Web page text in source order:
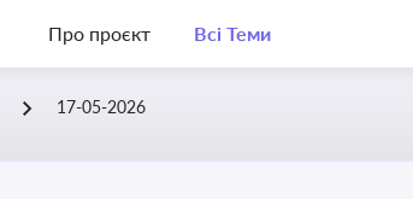
Про проєкт Всі Теми
17-05-2026